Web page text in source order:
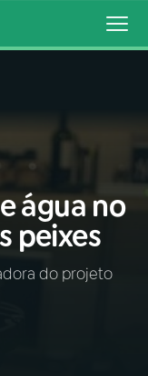
água no
peixes
do projeto